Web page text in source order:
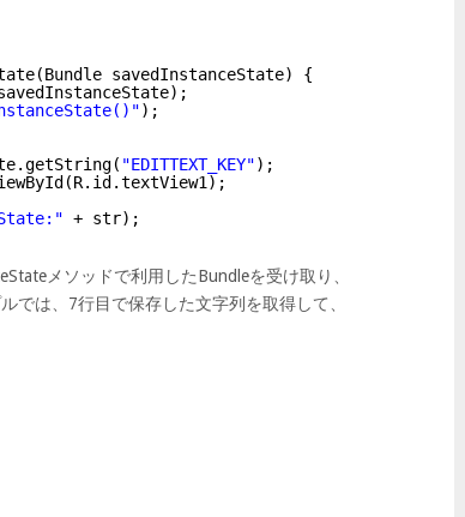
savedInstanceState) {
);
"EDITTEXT_KEY");
+ str);
メソッドで利用したBundleを受け取り、
では、7行目で保存した文字列を取得して、